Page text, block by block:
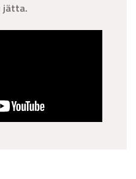
jätta.